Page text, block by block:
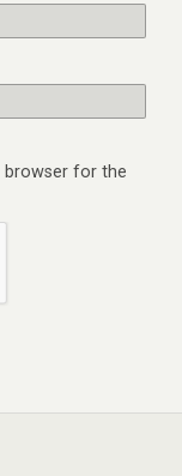
browser for the